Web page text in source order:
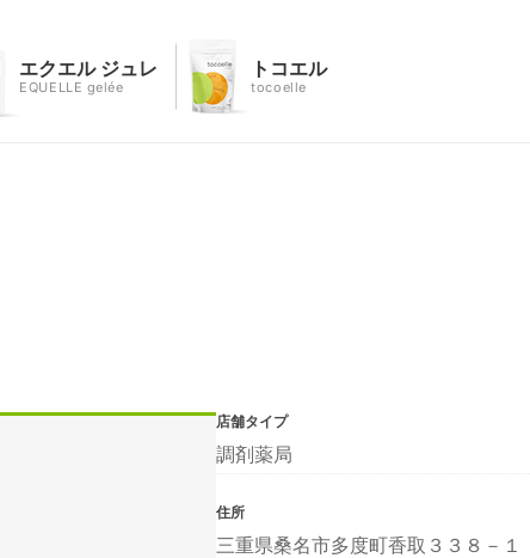
エクエル ジュレ
EQUELLE gelée
トコエル
tocoelle
店舗タイプ
調剤薬局
住所
三重県桑名市多度町香取３３８－１